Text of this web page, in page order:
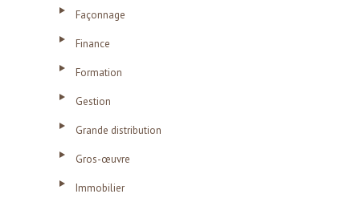
Façonnage
Finance
Formation
Gestion
Grande distribution
Gros-œuvre
Immobilier